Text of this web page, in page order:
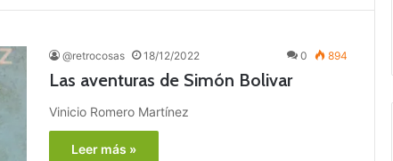
@retrocosas 18/12/2022 0 894
Las aventuras de Simón Bolivar
Vinicio Romero Martínez
Leer más »